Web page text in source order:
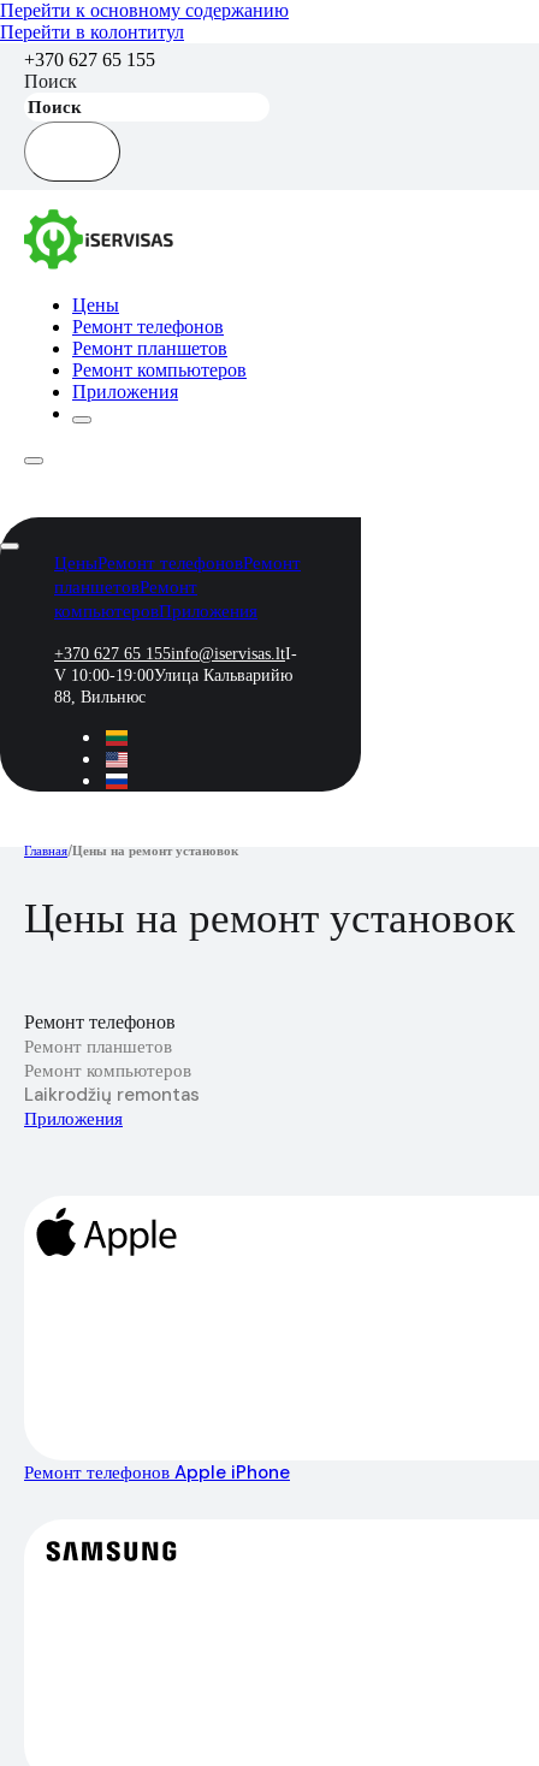
Перейти к основному содержанию
Перейти в колонтитул
+370 627 65 155
Поиск
Цены
Ремонт телефонов
Ремонт планшетов
Ремонт компьютеров
Приложения
ЦеныРемонт телефоновРемонт
планшетовРемонт
компьютеровПриложения
+370 627 65 155info@iservisas.ltI-
V 10:00-19:00Улица Кальварийю
88, Вильнюс
Главная/Цены на ремонт установок
Цены на ремонт установок
Ремонт телефонов
Ремонт планшетов
Ремонт компьютеров
Laikrodžių remontas
Приложения
Ремонт телефонов Apple iPhone